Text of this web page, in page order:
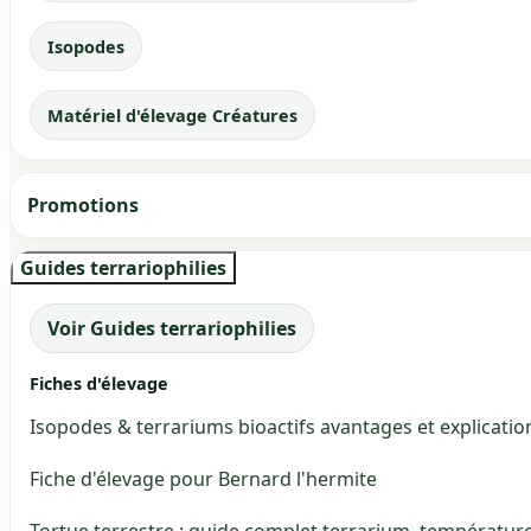
Isopodes
Matériel d'élevage Créatures
Promotions
Guides terrariophilies
Voir Guides terrariophilies
Fiches d'élevage
Isopodes & terrariums bioactifs avantages et
Fiche d'élevage pour Bernard l'hermite